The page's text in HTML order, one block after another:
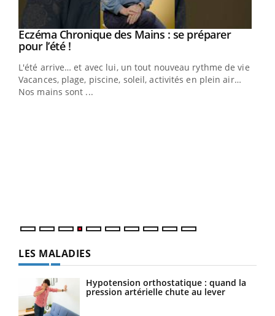
Youtube
Eczéma Chronique des Mains : se préparer
pour l’été !Youtube
L'été arrive… et avec lui, un tout nouveau rythme de vie !
Vacances, plage, piscine, soleil, activités en plein air…
Nos mains sont ...
LES MALADIES
Hypotension orthostatique : quand la
pression artérielle chute au lever